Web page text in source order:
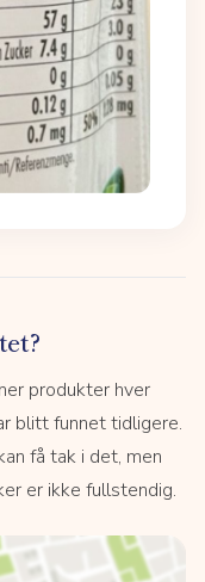
produkter hver
blitt funnet tidligere.
få tak i det, men
er ikke fullstendig.